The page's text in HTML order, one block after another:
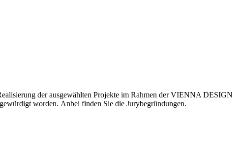
der ausgewählten Projekte im Rahmen der VIENNA DESIGN
worden. Anbei finden Sie die Jurybegründungen.